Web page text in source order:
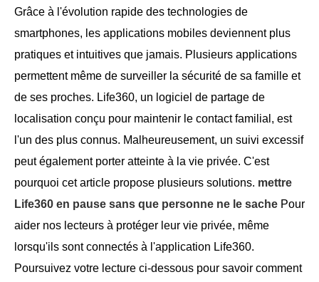
Grâce à l'évolution rapide des technologies de
smartphones, les applications mobiles deviennent plus
pratiques et intuitives que jamais. Plusieurs applications
permettent même de surveiller la sécurité de sa famille et
de ses proches. Life360, un logiciel de partage de
localisation conçu pour maintenir le contact familial, est
l'un des plus connus. Malheureusement, un suivi excessif
peut également porter atteinte à la vie privée. C'est
pourquoi cet article propose plusieurs solutions. mettre
Life360 en pause sans que personne ne le sache Pour
aider nos lecteurs à protéger leur vie privée, même
lorsqu'ils sont connectés à l'application Life360.
Poursuivez votre lecture ci-dessous pour savoir comment